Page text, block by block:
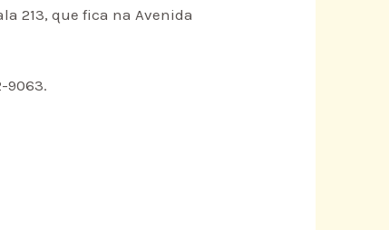
213, que fica na Avenida
9063.